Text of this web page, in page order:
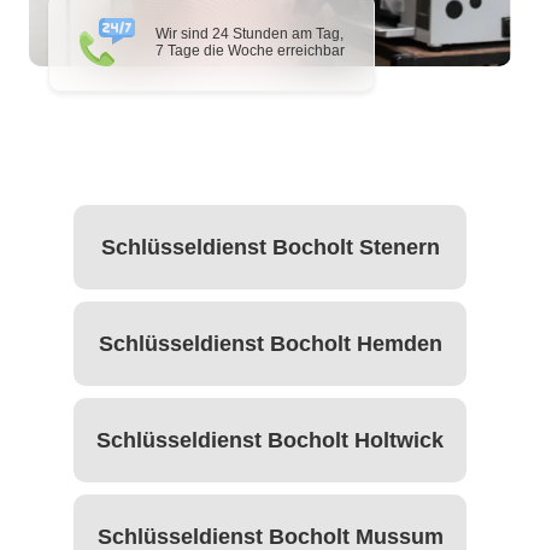
Wir sind 24 Stunden am Tag,
7 Tage die Woche erreichbar
Schlüsseldienst Bocholt Stenern
Schlüsseldienst Bocholt Hemden
Schlüsseldienst Bocholt Holtwick
Schlüsseldienst Bocholt Mussum